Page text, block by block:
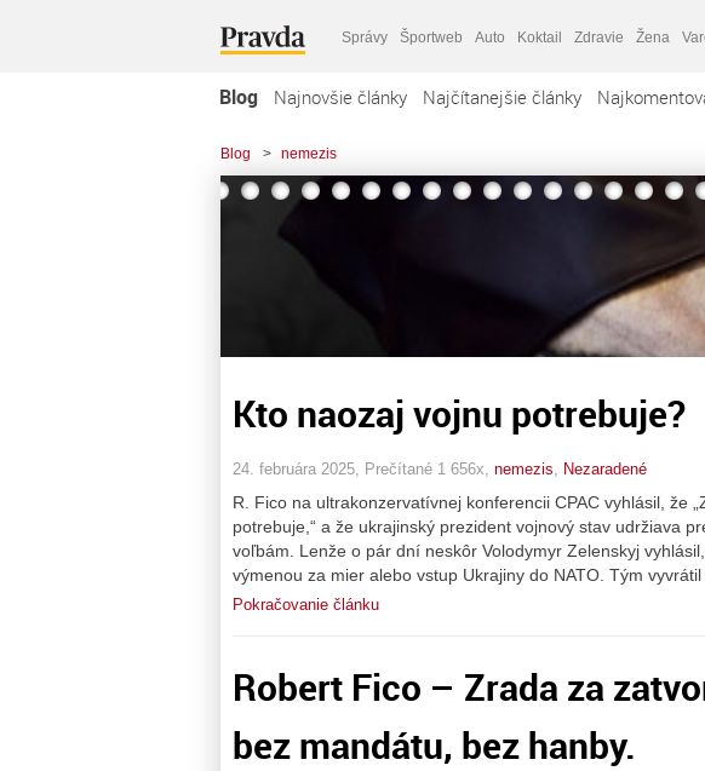
Správy Športweb Auto Koktail Zdravie Žena
Blog Najnovšie články Najčítanejšie články
Blog > nemezis
Kto naozaj vojnu potrebuje?
24. februára 2025, Prečítané 1 656x, nemezis Nezaradené
R. Fico na ultrakonzervatívnej konferencii CPAC vyhlásil, že
potrebuje,“ a že ukrajinský prezident vojnový stav udržiava
voľbám. Lenže o pár dní neskôr Volodymyr Zelenskyj
výmenou za mier alebo vstup Ukrajiny do NATO. Tým
Pokračovanie článku
Robert Fico – Zrada za
bez mandátu, bez hanby.